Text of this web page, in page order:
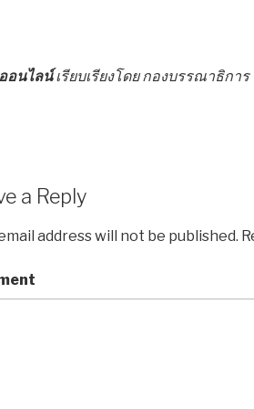
อนไลน์เรียบเรียงโดย กองบรรณาธิการ
a Reply
address will not be published.